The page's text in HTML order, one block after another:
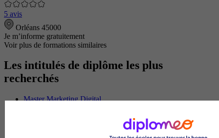
5 avis
Orléans 45000
Je m’informe gratuitement
Voir plus de formations similaires
Les intitulés de diplôme les plus
recherchés
Master Marketing Digital